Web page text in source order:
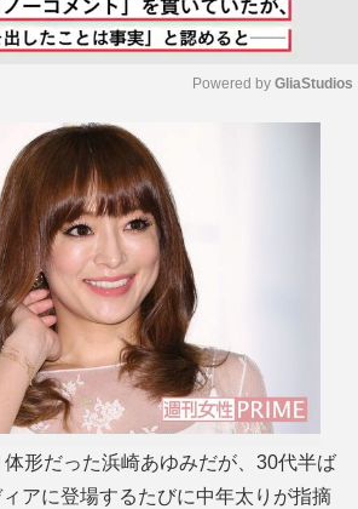
Powered by GliaStudios
形だった浜崎あゆみだが、30代半ば
アに登場するたびに中年太りが指摘